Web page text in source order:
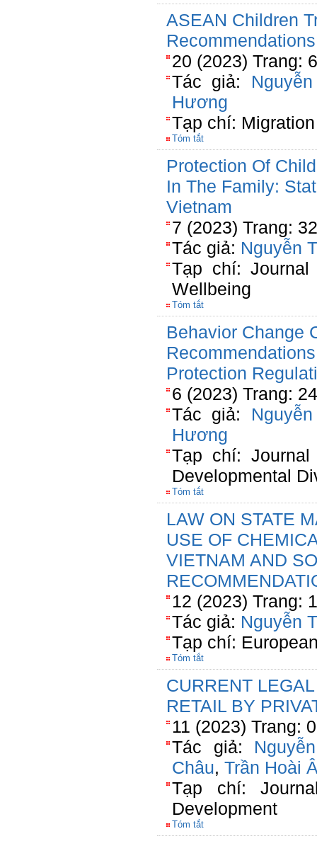
ASEAN Children
Recommendations
20 (2023) Trang:
Tác giả:
Hương
Tạp chí:
Tóm tắt
Protection Of
In The Family:
Vietnam
7 (2023) Trang:
Tác giả: Nguyễn
Tạp chí:
Wellbeing
Tóm tắt
Behavior Change
Protection
6 (2023) Trang:
Tác giả:
Hương
Tạp chí:
Developmental
Tóm tắt
LAW ON STATE
USE OF
VIETNAM AND
12 (2023) Trang:
Tác giả: Nguyễn
Tạp chí:
Tóm tắt
CURRENT
RETAIL BY
11 (2023) Trang:
Tác giả:
Châu, Trần Hoài
Tạp chí:
Development
Tóm tắt